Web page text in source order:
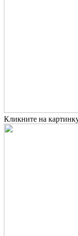
Кликните на